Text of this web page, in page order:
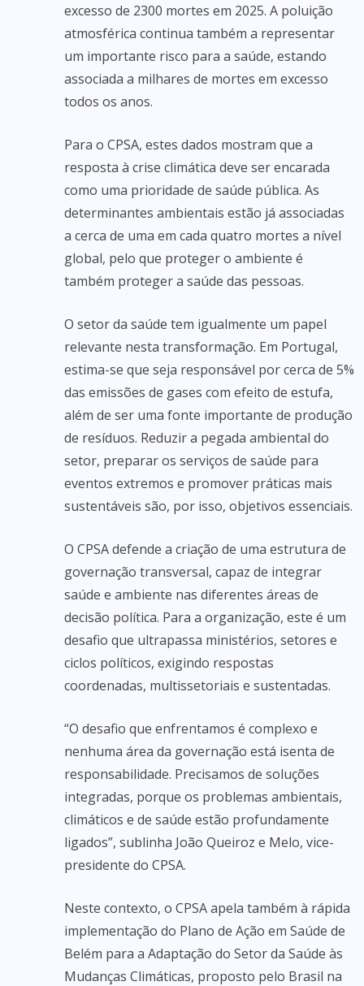
excesso de 2300 mortes em 2025. A poluição
atmosférica continua também a representar
um importante risco para a saúde, estando
associada a milhares de mortes em excesso
todos os anos.
Para o CPSA, estes dados mostram que a
resposta à crise climática deve ser encarada
como uma prioridade de saúde pública. As
determinantes ambientais estão já associadas
a cerca de uma em cada quatro mortes a nível
global, pelo que proteger o ambiente é
também proteger a saúde das pessoas.
O setor da saúde tem igualmente um papel
relevante nesta transformação. Em Portugal,
estima-se que seja responsável por cerca de 5%
das emissões de gases com efeito de estufa,
além de ser uma fonte importante de produção
de resíduos. Reduzir a pegada ambiental do
setor, preparar os serviços de saúde para
eventos extremos e promover práticas mais
sustentáveis são, por isso, objetivos essenciais.
O CPSA defende a criação de uma estrutura de
governação transversal, capaz de integrar
saúde e ambiente nas diferentes áreas de
decisão política. Para a organização, este é um
desafio que ultrapassa ministérios, setores e
ciclos políticos, exigindo respostas
coordenadas, multissetoriais e sustentadas.
“O desafio que enfrentamos é complexo e
nenhuma área da governação está isenta de
responsabilidade. Precisamos de soluções
integradas, porque os problemas ambientais,
climáticos e de saúde estão profundamente
ligados”, sublinha João Queiroz e Melo, vice-
presidente do CPSA.
Neste contexto, o CPSA apela também à rápida
implementação do Plano de Ação em Saúde de
Belém para a Adaptação do Setor da Saúde às
Mudanças Climáticas, proposto pelo Brasil na